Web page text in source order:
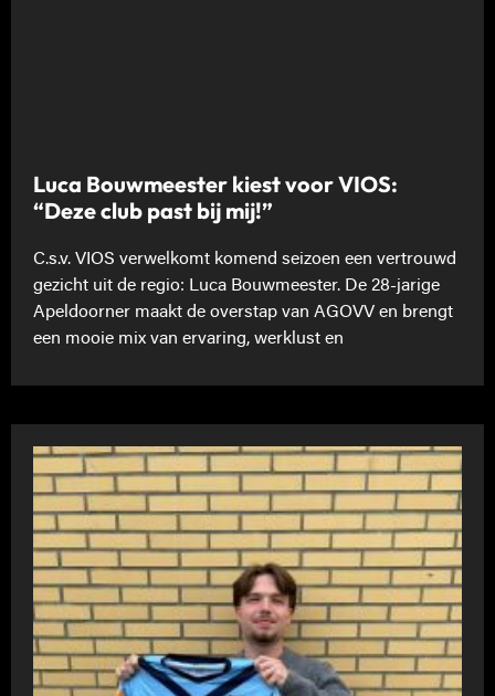
Luca Bouwmeester kiest voor VIOS:
“Deze club past bij mij!”
C.s.v. VIOS verwelkomt komend seizoen een vertrouwd
gezicht uit de regio: Luca Bouwmeester. De 28-jarige
Apeldoorner maakt de overstap van AGOVV en brengt
een mooie mix van ervaring, werklust en